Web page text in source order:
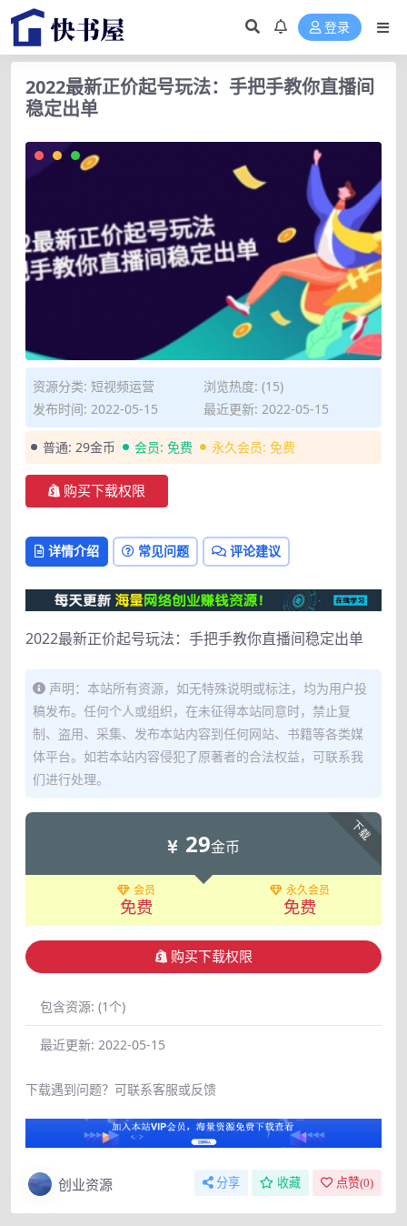
登录
2022最新正价起号玩法：手把手教你直播间
稳定出单
资源分类: 短视频运营
浏览热度: (15)
发布时间: 2022-05-15
最近更新: 2022-05-15
普通: 29金币 会员: 免费 永久会员: 免费
购买下载权限
详情介绍 常见问题 评论建议
2022最新正价起号玩法：手把手教你直播间稳定出单
声明：本站所有资源，如无特殊说明或标注，均为用户投
稿发布。任何个人或组织，在未征得本站同意时，禁止复
制、盗用、采集、发布本站内容到任何网站、书籍等各类媒
体平台。如若本站内容侵犯了原著者的合法权益，可联系我
们进行处理。
下载
29金币
会员
免费
永久会员
免费
购买下载权限
包含资源: (1个)
最近更新: 2022-05-15
下载遇到问题？可联系客服或反馈
创业资源 分享 收藏 点赞(0)